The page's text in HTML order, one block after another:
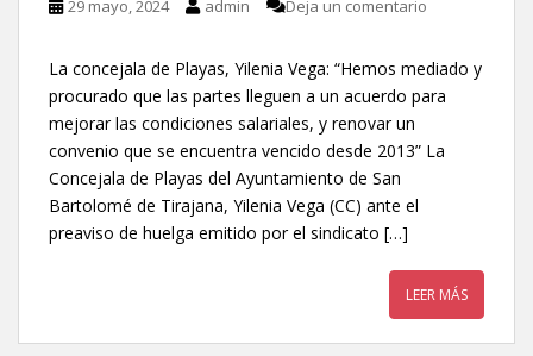
29 mayo, 2024 admin Deja un comentario
La concejala de Playas, Yilenia Vega: “Hemos mediado y
procurado que las partes lleguen a un acuerdo para
mejorar las condiciones salariales, y renovar un
convenio que se encuentra vencido desde 2013” La
Concejala de Playas del Ayuntamiento de San
Bartolomé de Tirajana, Yilenia Vega (CC) ante el
preaviso de huelga emitido por el sindicato […]
LEER MÁS